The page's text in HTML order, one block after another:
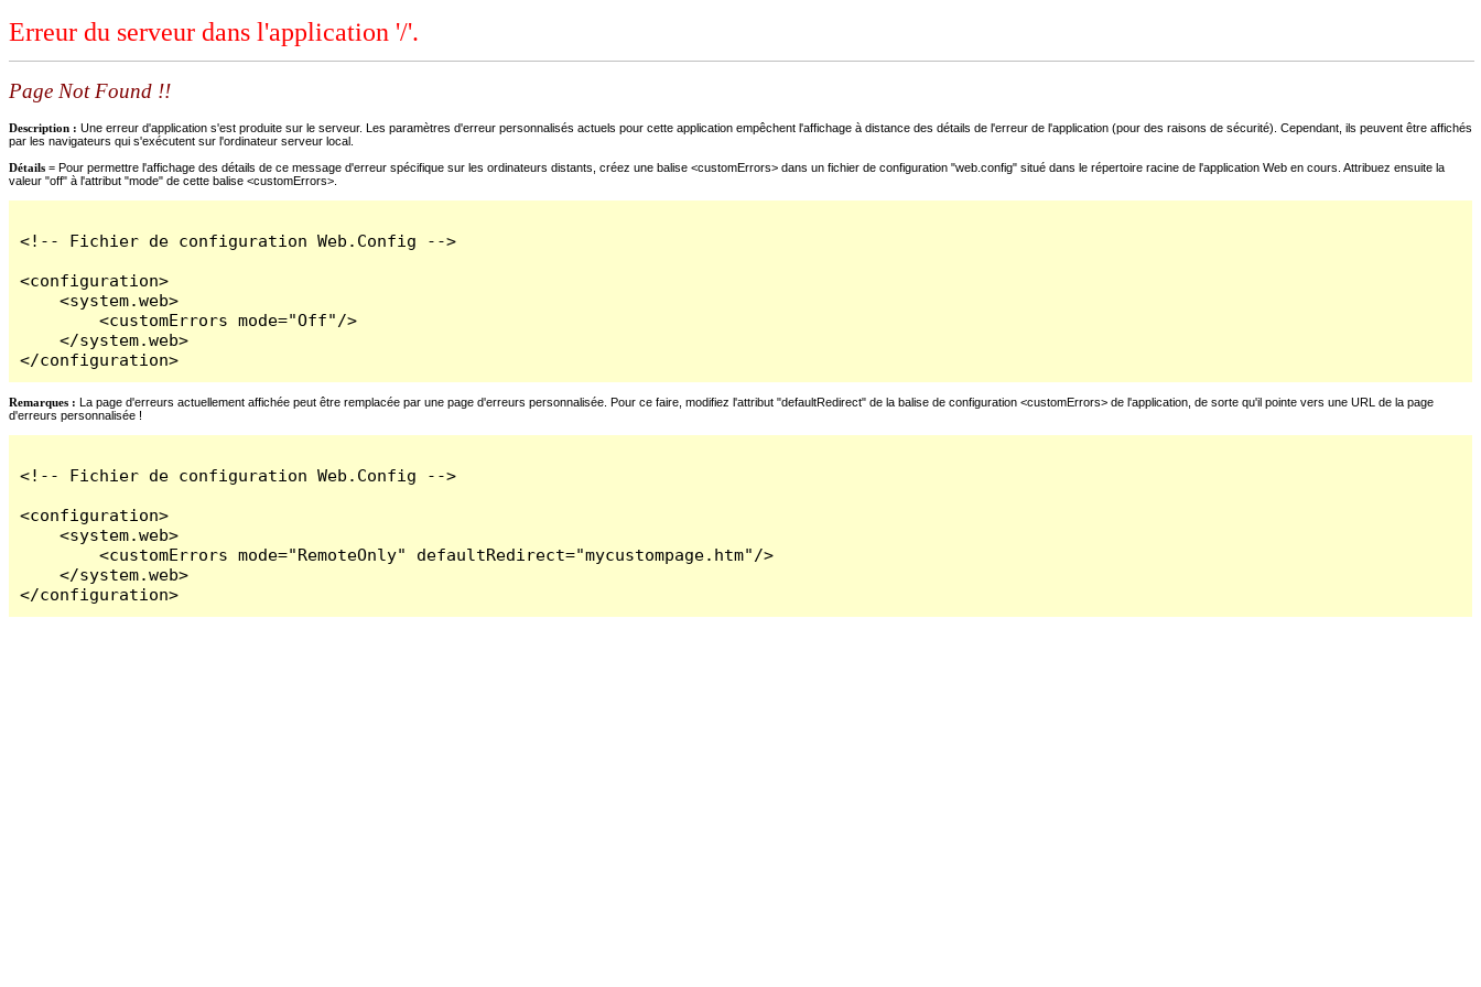
Erreur du serveur dans l'application '/'.
Page Not Found !!
Description : Une erreur d'application s'est produite sur le serveur. Les paramètres d'erreur personnalisés actuels pour cette application empêchent l'affichage à distance des détails de l'erreur de l'application (pour des raisons de sécurité). Cependant, ils peuvent être affichés
par les navigateurs qui s'exécutent sur l'ordinateur serveur local.
Détails = Pour permettre l'affichage des détails de ce message d'erreur spécifique sur les ordinateurs distants, créez une balise <customErrors> dans un fichier de configuration "web.config" situé dans le répertoire racine de l'application Web en cours. Attribuez ensuite la
valeur "off" à l'attribut "mode" de cette balise <customErrors>.
<!-- Fichier de configuration Web.Config -->
<configuration>
    <system.web>
        <customErrors mode="Off"/>
    </system.web>
</configuration>
Remarques : La page d'erreurs actuellement affichée peut être remplacée par une page d'erreurs personnalisée. Pour ce faire, modifiez l'attribut "defaultRedirect" de la balise de configuration <customErrors> de l'application, de sorte qu'il pointe vers une URL de la page
d'erreurs personnalisée !
<!-- Fichier de configuration Web.Config -->
<configuration>
    <system.web>
        <customErrors mode="RemoteOnly" defaultRedirect="mycustompage.htm"/>
    </system.web>
</configuration>